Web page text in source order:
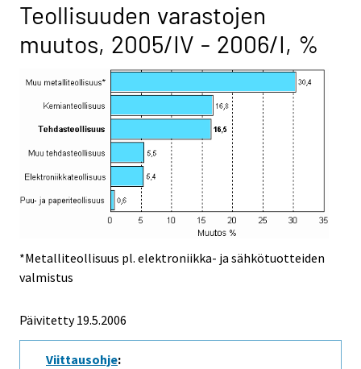
Teollisuuden varastojen
muutos, 2005/IV - 2006/I, %
*Metalliteollisuus pl. elektroniikka- ja sähkötuotteiden
valmistus
Päivitetty19.5.2006
Viittausohje: